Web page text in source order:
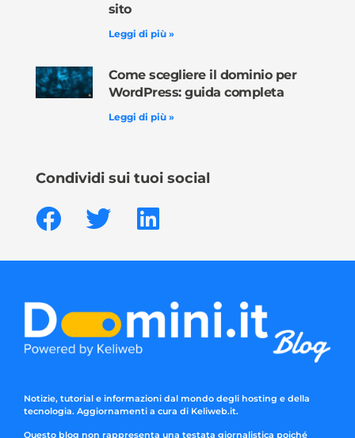
sito
Leggi di più »
Come scegliere il dominio per
WordPress: guida completa
Leggi di più »
Condividi sui tuoi social
Notizie, tutorial e informazioni dal mondo degli hosting e della
tecnologia. Aggiornamenti a cura di Keliweb.it.
Questo blog non rappresenta una testata giornalistica poiché